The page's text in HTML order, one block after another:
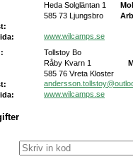
Heda Solgläntan 1
585 73 Ljungsbro
www.wilcamps.se
Tollstoy Bo
Råby Kvarn 1
585 76 Vreta Kloster
www.wilcamps.se